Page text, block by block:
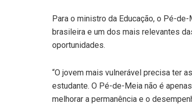
Para o ministro da Educação, o Pé-
brasileira e um dos mais relevantes
oportunidades.
“O jovem mais vulnerável precisa ter
estudante. O Pé-de-Meia não é
melhorar a permanência e o